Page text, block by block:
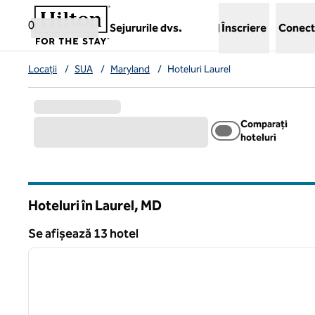
Salt la conținut
0
Sejururile dvs.
,deschide o filă nouă
Înscriere
Locații / SUA / Maryland / Hoteluri Laurel
Comparați
hoteluri
Hoteluri în Laurel, MD
Se afișează 13 hotel
Se afișează 13 hotel
1 din 11